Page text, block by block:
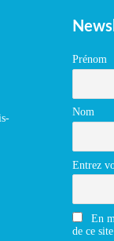
Prénom
Nom
Entrez
En
de ce site